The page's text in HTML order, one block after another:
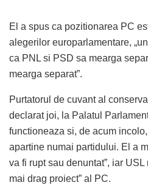
El a spus ca pozitionarea PC
alegerilor europarlamentare,
ca PNL si PSD sa mearga
mearga separat”.
Purtatorul de cuvant al
declarat joi, la Palatul
functioneaza si, de acum
apartine numai partidului. El a
va fi rupt sau denuntat”, iar USL
mai drag proiect” al PC.